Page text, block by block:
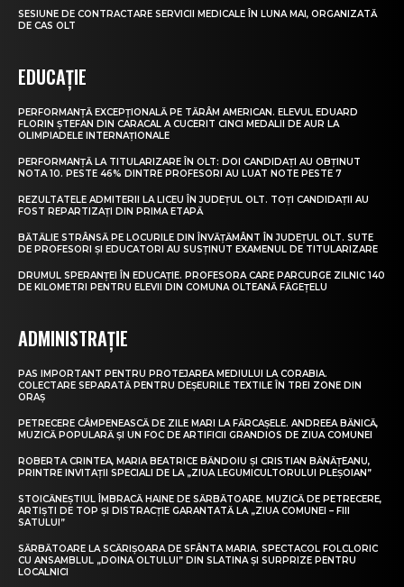
SESIUNE DE CONTRACTARE SERVICII MEDICALE ÎN LUNA MAI, ORGANIZATĂ
DE CAS OLT
EDUCAȚIE
PERFORMANȚĂ EXCEPȚIONALĂ PE TĂRÂM AMERICAN. ELEVUL EDUARD
FLORIN ȘTEFAN DIN CARACAL A CUCERIT CINCI MEDALII DE AUR LA
OLIMPIADELE INTERNAȚIONALE
PERFORMANȚĂ LA TITULARIZARE ÎN OLT: DOI CANDIDAȚI AU OBȚINUT
NOTA 10. PESTE 46% DINTRE PROFESORI AU LUAT NOTE PESTE 7
REZULTATELE ADMITERII LA LICEU ÎN JUDEȚUL OLT. TOȚI CANDIDAȚII AU
FOST REPARTIZAȚI DIN PRIMA ETAPĂ
BĂTĂLIE STRÂNSĂ PE LOCURILE DIN ÎNVĂȚĂMÂNT ÎN JUDEȚUL OLT. SUTE
DE PROFESORI ȘI EDUCATORI AU SUSȚINUT EXAMENUL DE TITULARIZARE
DRUMUL SPERANȚEI ÎN EDUCAȚIE. PROFESORA CARE PARCURGE ZILNIC 140
DE KILOMETRI PENTRU ELEVII DIN COMUNA OLTEANĂ FĂGEȚELU
ADMINISTRAȚIE
PAS IMPORTANT PENTRU PROTEJAREA MEDIULUI LA CORABIA.
COLECTARE SEPARATĂ PENTRU DEȘEURILE TEXTILE ÎN TREI ZONE DIN
ORAȘ
PETRECERE CÂMPENEASCĂ DE ZILE MARI LA FĂRCAȘELE. ANDREEA BĂNICĂ,
MUZICĂ POPULARĂ ȘI UN FOC DE ARTIFICII GRANDIOS DE ZIUA COMUNEI
ROBERTA CRINTEA, MARIA BEATRICE BĂNDOIU ȘI CRISTIAN BĂNĂȚEANU,
PRINTRE INVITAȚII SPECIALI DE LA „ZIUA LEGUMICULTORULUI PLEȘOIAN”
STOICĂNEȘTIUL ÎMBRACĂ HAINE DE SĂRBĂTOARE. MUZICĂ DE PETRECERE,
ARTIȘTI DE TOP ȘI DISTRACȚIE GARANTATĂ LA „ZIUA COMUNEI – FIII
SATULUI”
SĂRBĂTOARE LA SCĂRIȘOARA DE SFÂNTA MARIA. SPECTACOL FOLCLORIC
CU ANSAMBLUL „DOINA OLTULUI” DIN SLATINA ȘI SURPRIZE PENTRU
LOCALNICI